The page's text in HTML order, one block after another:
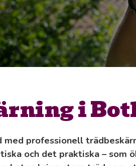
i
professionell
och det praktiska – som